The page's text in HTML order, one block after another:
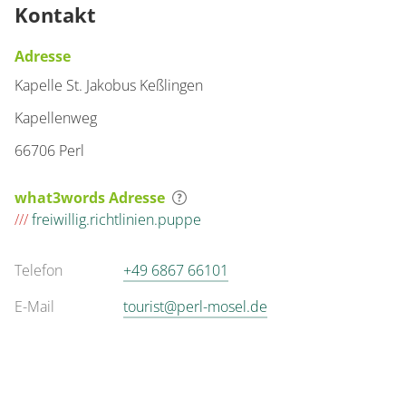
Kontakt
Adresse
Kapelle St. Jakobus Keßlingen
Kapellenweg
66706 Perl
what3words Adresse
///freiwillig.richtlinien.puppe
Telefon
+49 6867 66101
E-Mail
tourist@perl-mosel.de